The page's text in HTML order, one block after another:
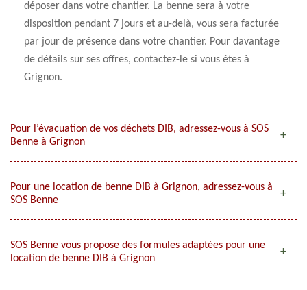
déposer dans votre chantier. La benne sera à votre
disposition pendant 7 jours et au-delà, vous sera facturée
par jour de présence dans votre chantier. Pour davantage
de détails sur ses offres, contactez-le si vous êtes à
Grignon.
Pour l’évacuation de vos déchets DIB, adressez-vous à SOS
Benne à Grignon
Pour une location de benne DIB à Grignon, adressez-vous à
SOS Benne
SOS Benne vous propose des formules adaptées pour une
location de benne DIB à Grignon